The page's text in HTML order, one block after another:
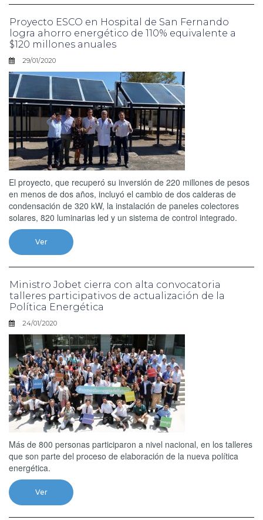
Proyecto ESCO en Hospital de San Fernando
logra ahorro energético de 110% equivalente a
$120 millones anuales
29/01/2020
El proyecto, que recuperó su inversión de 220 millones de pesos
en menos de dos años, incluyó el cambio de dos calderas de
condensación de 320 kW, la instalación de paneles colectores
solares, 820 luminarias led y un sistema de control integrado.
Ver
Ministro Jobet cierra con alta convocatoria
talleres participativos de actualización de la
Política Energética
24/01/2020
Más de 800 personas participaron a nivel nacional, en los talleres
que son parte del proceso de elaboración de la nueva política
energética.
Ver